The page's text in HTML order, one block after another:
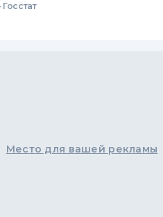
Место для вашей рекламы